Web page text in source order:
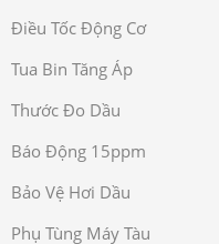
Điều Tốc Động Cơ
Tua Bin Tăng Áp
Thước Đo Dầu
Báo Động 15ppm
Bảo Vệ Hơi Dầu
Phụ Tùng Máy Tàu